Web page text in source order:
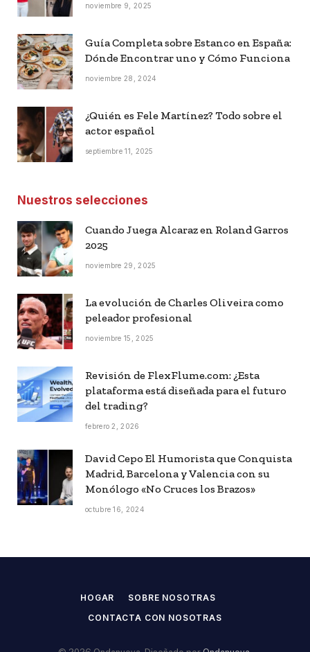
noviembre 9, 2025
Guía Completa sobre Estanco en España:
Dónde Encontrar uno y Cómo Funciona
noviembre 28, 2024
¿Quién es Fele Martínez? Todo sobre el
actor español
septiembre 11, 2025
Nuestros selecciones
Cuando Juega Alcaraz en Roland Garros
2025
noviembre 29, 2025
La evolución de Charles Oliveira como
peleador profesional
noviembre 15, 2025
Revisión de FlexFlume.com: ¿Esta
plataforma está diseñada para el futuro
del trading?
febrero 2, 2026
David Cepo El Humorista que Conquista
Madrid, Barcelona y Valencia con su
Monólogo «No Cruces los Brazos»
octubre 16, 2024
HOGAR
SOBRE NOSOTRAS
CONTACTA CON NOSOTRAS